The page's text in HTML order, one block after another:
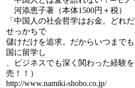
河添恵子著（本体1500円＋税）
「中国人の社会哲学はお金。どれ
せっかちで
儲けだけを追求。だからいつまで
国に留学し
、ビジネスでも深く関わった経験
売！！）
http://www.namiki-shobo.co.jp/